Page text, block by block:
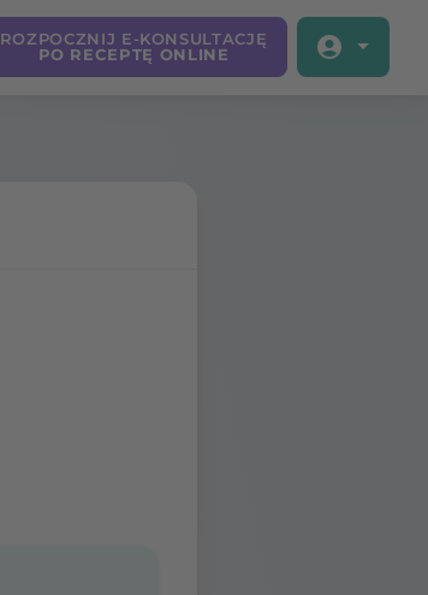
ROZPOCZNIJ E-KONSULTACJĘ
PO RECEPTĘ ONLINE